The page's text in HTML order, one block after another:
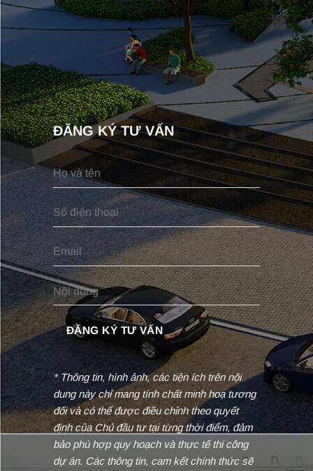
ĐĂNG KÝ TƯ VẤN
* Thông tin, hình ảnh, các tiện ích trên nội
dung này chỉ mang tính chất minh hoạ tương
đối và có thể được điều chỉnh theo quyết
định của Chủ đầu tư tại từng thời điểm, đảm
bảo phù hợp quy hoạch và thực tế thi công
dự án. Các thông tin, cam kết chính thức sẽ